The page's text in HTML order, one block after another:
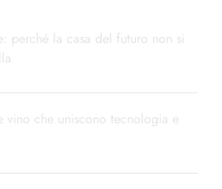
perché la casa del futuro non si
vino che uniscono tecnologia e